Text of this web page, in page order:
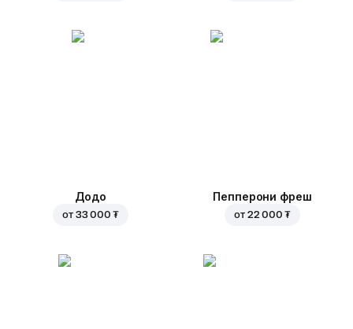
Додо
от 33 000 ₮
Пепперони фреш
от 22 000 ₮